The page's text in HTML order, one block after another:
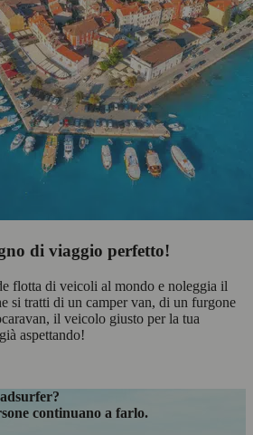
di viaggio perfetto!
flotta di veicoli al mondo e noleggia il
si tratti di un camper van, di un furgone
il veicolo giusto per la tua
aspettando!
continuano a farlo.